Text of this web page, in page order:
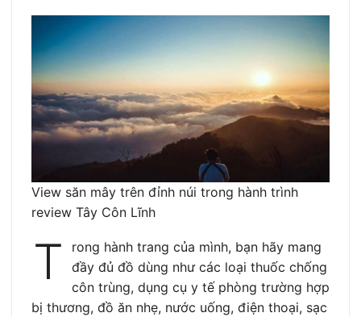
View săn mây trên đỉnh núi trong hành trình
review Tây Côn Lĩnh
T
rong hành trang của mình, bạn hãy mang
đầy đủ đồ dùng như các loại thuốc chống
côn trùng, dụng cụ y tế phòng trường hợp
bị thương, đồ ăn nhẹ, nước uống, điện thoại, sạc